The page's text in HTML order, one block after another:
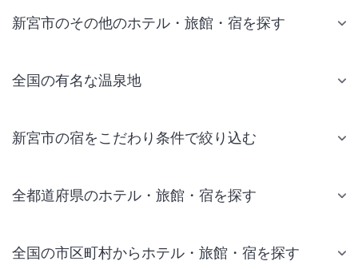
新宮市のその他のホテル・旅館・宿を探す
全国の有名な温泉地
新宮市の宿をこだわり条件で絞り込む
全都道府県のホテル・旅館・宿を探す
全国の市区町村からホテル・旅館・宿を探す